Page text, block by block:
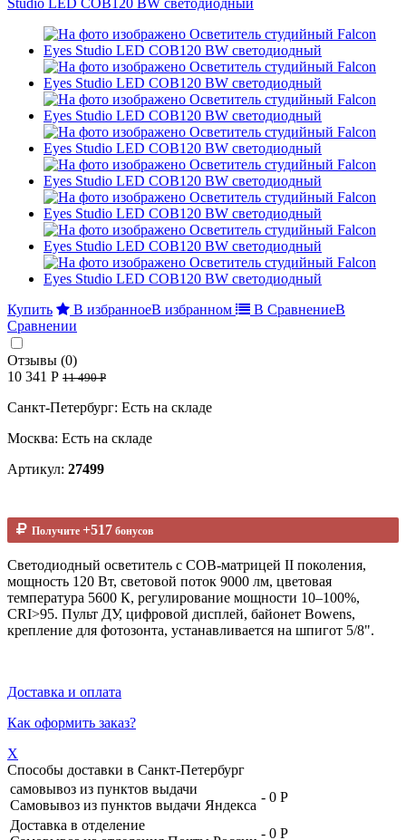
Купить В избранноеВ избранном В СравнениеВ
Сравнении
Отзывы (0)
10 341 Р 11 490 Р
Санкт-Петербург: Есть на складе
Москва: Есть на складе
Артикул: 27499
Получите +517 бонусов
Светодиодный осветитель с COB-матрицей II поколения,
мощность 120 Вт, световой поток 9000 лм, цветовая
температура 5600 К, регулирование мощности 10–100%,
CRI>95. Пульт ДУ, цифровой дисплей, байонет Bowens,
крепление для фотозонта, устанавливается на шпигот 5/8".
Доставка и оплата
Как оформить заказ?
X
Способы доставки в Санкт-Петербург
самовывоз из пунктов выдачи
Самовывоз из пунктов выдачи Яндекса
- 0 Р
Доставка в отделение
- 0 Р